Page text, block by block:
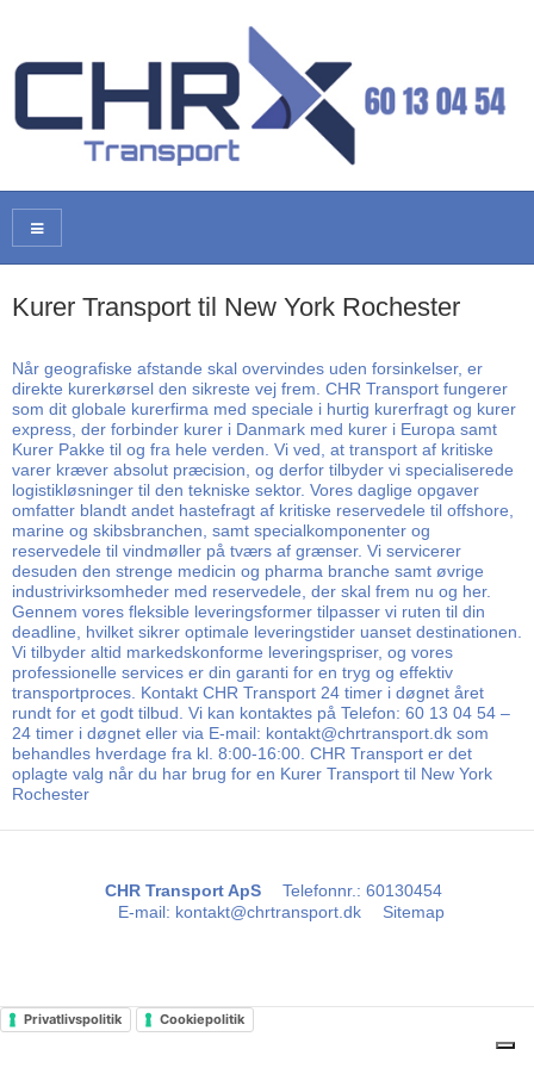
Kurer Transport til New York Rochester
Når geografiske afstande skal overvindes uden forsinkelser, er
direkte kurerkørsel den sikreste vej frem. CHR Transport fungerer
som dit globale kurerfirma med speciale i hurtig kurerfragt og kurer
express, der forbinder kurer i Danmark med kurer i Europa samt
Kurer Pakke til og fra hele verden. Vi ved, at transport af kritiske
varer kræver absolut præcision, og derfor tilbyder vi specialiserede
logistikløsninger til den tekniske sektor. Vores daglige opgaver
omfatter blandt andet hastefragt af kritiske reservedele til offshore,
marine og skibsbranchen, samt specialkomponenter og
reservedele til vindmøller på tværs af grænser. Vi servicerer
desuden den strenge medicin og pharma branche samt øvrige
industrivirksomheder med reservedele, der skal frem nu og her.
Gennem vores fleksible leveringsformer tilpasser vi ruten til din
deadline, hvilket sikrer optimale leveringstider uanset destinationen.
Vi tilbyder altid markedskonforme leveringspriser, og vores
professionelle services er din garanti for en tryg og effektiv
transportproces. Kontakt CHR Transport 24 timer i døgnet året
rundt for et godt tilbud. Vi kan kontaktes på Telefon: 60 13 04 54 –
24 timer i døgnet eller via E-mail: kontakt@chrtransport.dk som
behandles hverdage fra kl. 8:00-16:00. CHR Transport er det
oplagte valg når du har brug for en Kurer Transport til New York
Rochester
CHR Transport ApS Telefonnr.: 60130454
E-mail: kontakt@chrtransport.dk Sitemap
Privatlivspolitik Cookiepolitik